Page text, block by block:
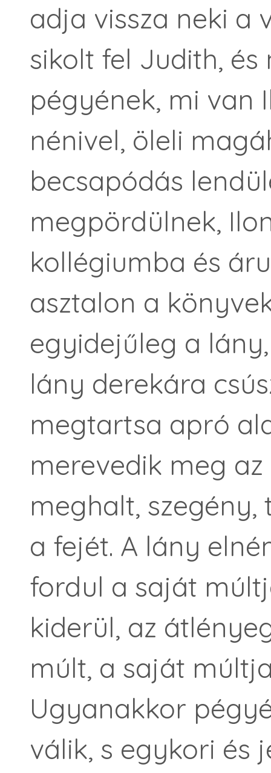
adja vissza neki a
sikolt fel Judith, és
pégyének, mi van
nénivel, öleli
becsapódás
megpördülnek,
kollégiumba és
asztalon a
egyidejűleg a
lány derekára
megtartsa apró
merevedik meg
meghalt,
a fejét. A lány
fordul a saját
kiderül, az
múlt, a saját
Ugyanakkor
válik, s egykori és